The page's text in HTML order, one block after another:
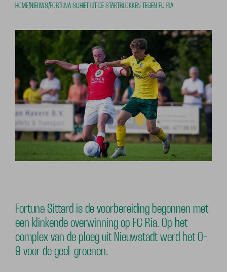
HOME/NIEUWS/FORTUNA SCHIET UIT DE STARTBLOKKEN TEGEN FC RIA
Fortuna Sittard is de voorbereiding begonnen met
een klinkende overwinning op FC Ria. Op het
complex van de ploeg uit Nieuwstadt werd het 0-
9 voor de geel-groenen.